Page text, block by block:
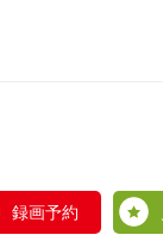
録画予約